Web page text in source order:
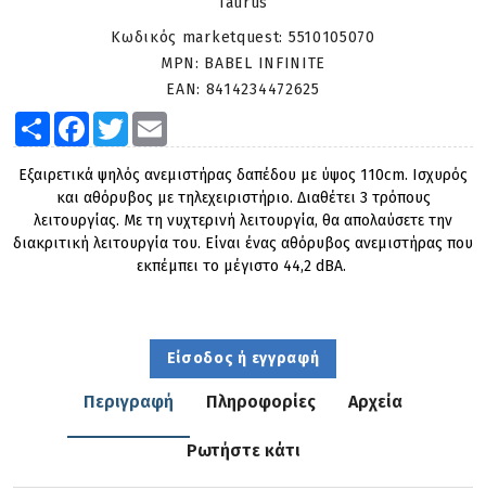
Κωδικός marketquest: 5510105070
MPN: BABEL INFINITE
EAN: 8414234472625
Share Facebook
Twitter
Εξαιρετικά ψηλός ανεμιστήρας δαπέδου με ύψος 110cm. Ισχυρός
και αθόρυβος με τηλεχειριστήριο. Διαθέτει 3 τρόπους
λειτουργίας. Με τη νυχτερινή λειτουργία, θα απολαύσετε την
διακριτική λειτουργία του. Είναι ένας αθόρυβος ανεμιστήρας που
εκπέμπει το μέγιστο 44,2 dBA.
Είσοδος ή εγγραφή
Περιγραφή Πληροφορίες Αρχεία
Ρωτήστε κάτι